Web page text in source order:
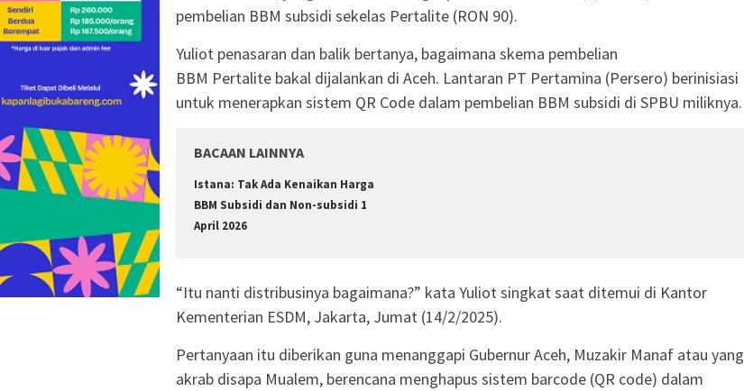
pembelian BBM subsidi sekelas Pertalite (RON 90).
Yuliot penasaran dan balik bertanya, bagaimana skema pembelian
BBM Pertalite bakal dijalankan di Aceh. Lantaran PT Pertamina (Persero) berinisiasi
untuk menerapkan sistem QR Code dalam pembelian BBM subsidi di SPBU miliknya.
BACAAN LAINNYA
Istana: Tak Ada Kenaikan Harga
BBM Subsidi dan Non-subsidi 1
April 2026
“Itu nanti distribusinya bagaimana?” kata Yuliot singkat saat ditemui di Kantor
Kementerian ESDM, Jakarta, Jumat (14/2/2025).
Pertanyaan itu diberikan guna menanggapi Gubernur Aceh, Muzakir Manaf atau yang
akrab disapa Mualem, berencana menghapus sistem barcode (QR code) dalam